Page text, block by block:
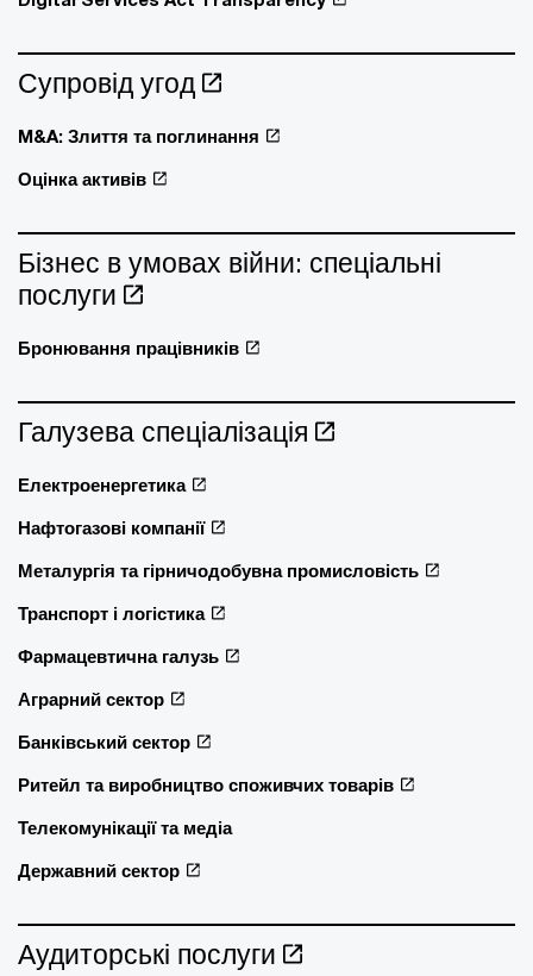
Супровід угод
M&A: Злиття та поглинання
Оцінка активів
Бізнес в умовах війни: спеціальні
послуги
Бронювання працівників
Галузева спеціалізація
Електроенергетика
Нафтогазові компанії
Металургія та гірничодобувна промисловість
Транспорт і логістика
Фармацевтична галузь
Аграрний сектор
Банківський сектор
Ритейл та виробництво споживчих товарів
Телекомунікації та медіа
Державний сектор
Аудиторські послуги